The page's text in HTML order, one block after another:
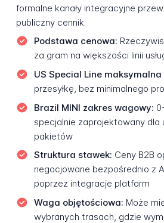
formalne kanały integracyjne
publiczny cennik.
Podstawa cenowa:
za gram na większości linii
US Special Line
przesyłkę, bez minimalnego
Brazil MINI zakres wagowy:
specjalnie zaprojektowany dla
pakietów
Struktura stawek: Ceny B2B
negocjowane bezpośrednio z
poprzez integracje platform
Waga objętościowa: Może
wybranych trasach, gdzie